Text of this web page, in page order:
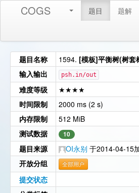
COGS 题目 题解
题目名称 1594. [模板]平衡树(树套
输入输出
psh.in/out
难度等级
★★★★
时间限制
2000 ms (2 s)
内存限制
512 MiB
测试数据
10
题目来源 OI永别 于2014-04-15
开放分组
全部用户
提交状态